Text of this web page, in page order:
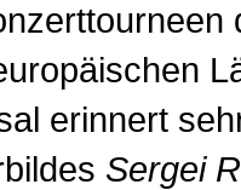
erinnert
Sergei